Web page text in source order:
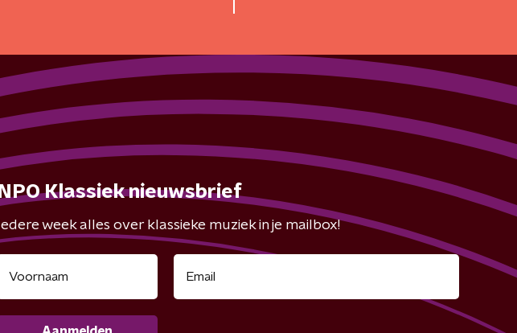
NPO Klassiek nieuwsbrief
Iedere week alles over klassieke muziek in je mailbox!